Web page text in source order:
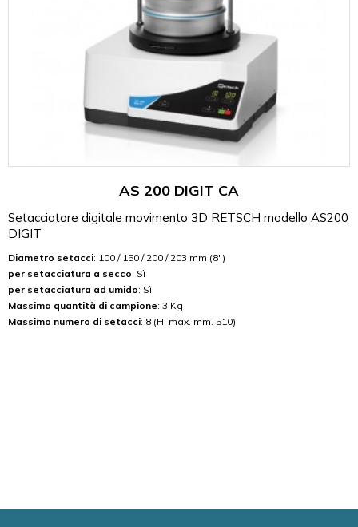
AS 200 DIGIT CA
Setacciatore digitale movimento 3D RETSCH modello AS200
DIGIT
Diametro setacci: 100 / 150 / 200 / 203 mm (8")
per setacciatura a secco: Sì
per setacciatura ad umido: Sì
Massima quantità di campione: 3 Kg
Massimo numero di setacci: 8 (H. max. mm. 510)